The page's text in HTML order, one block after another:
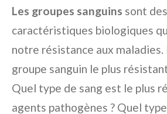
Les groupes sanguins sont des
caractéristiques biologiques
notre résistance aux
groupe sanguin le plus
Quel type de sang est le plus
agents pathogènes ? Quel